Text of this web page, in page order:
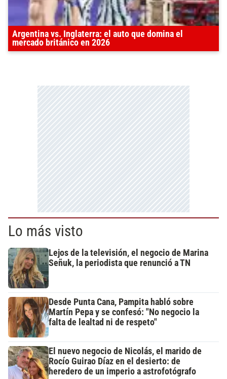
Argentina vs. Inglaterra: el auto que domina el
mercado británico en 2026
Lo más visto
Lejos de la televisión, el negocio de Marina
Señuk, la periodista que renunció a TN
Desde Punta Cana, Pampita habló sobre
Martín Pepa y se confesó: "No negocio la
falta de lealtad ni de respeto"
El nuevo negocio de Nicolás, el marido de
Rocío Guirao Díaz en el desierto: de
heredero de un imperio a astrofotógrafo